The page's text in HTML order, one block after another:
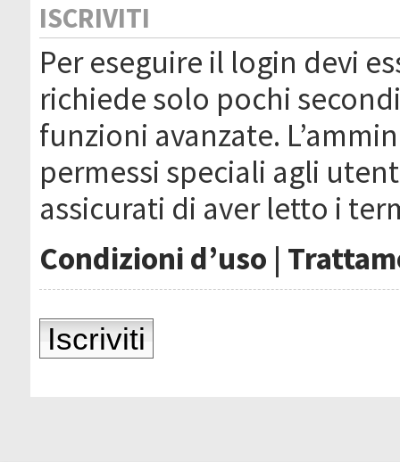
ISCRIVITI
Per eseguire il login devi
richiede solo pochi
funzioni avanzate.
permessi speciali agli
assicurati di aver letto i
Condizioni d’uso |
Iscriviti